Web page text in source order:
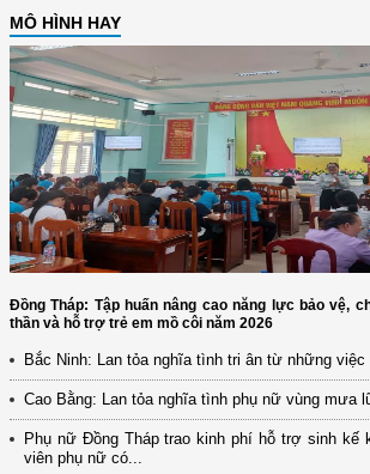
MÔ HÌNH HAY
Đồng Tháp: Tập huấn nâng cao năng lực bảo vệ,
thần và hỗ trợ trẻ em mồ côi năm 2026
Bắc Ninh: Lan tỏa nghĩa tình tri ân từ những
Cao Bằng: Lan tỏa nghĩa tình phụ nữ vùng mưa
Phụ nữ Đồng Tháp trao kinh phí hỗ trợ sinh kế
viên phụ nữ có...